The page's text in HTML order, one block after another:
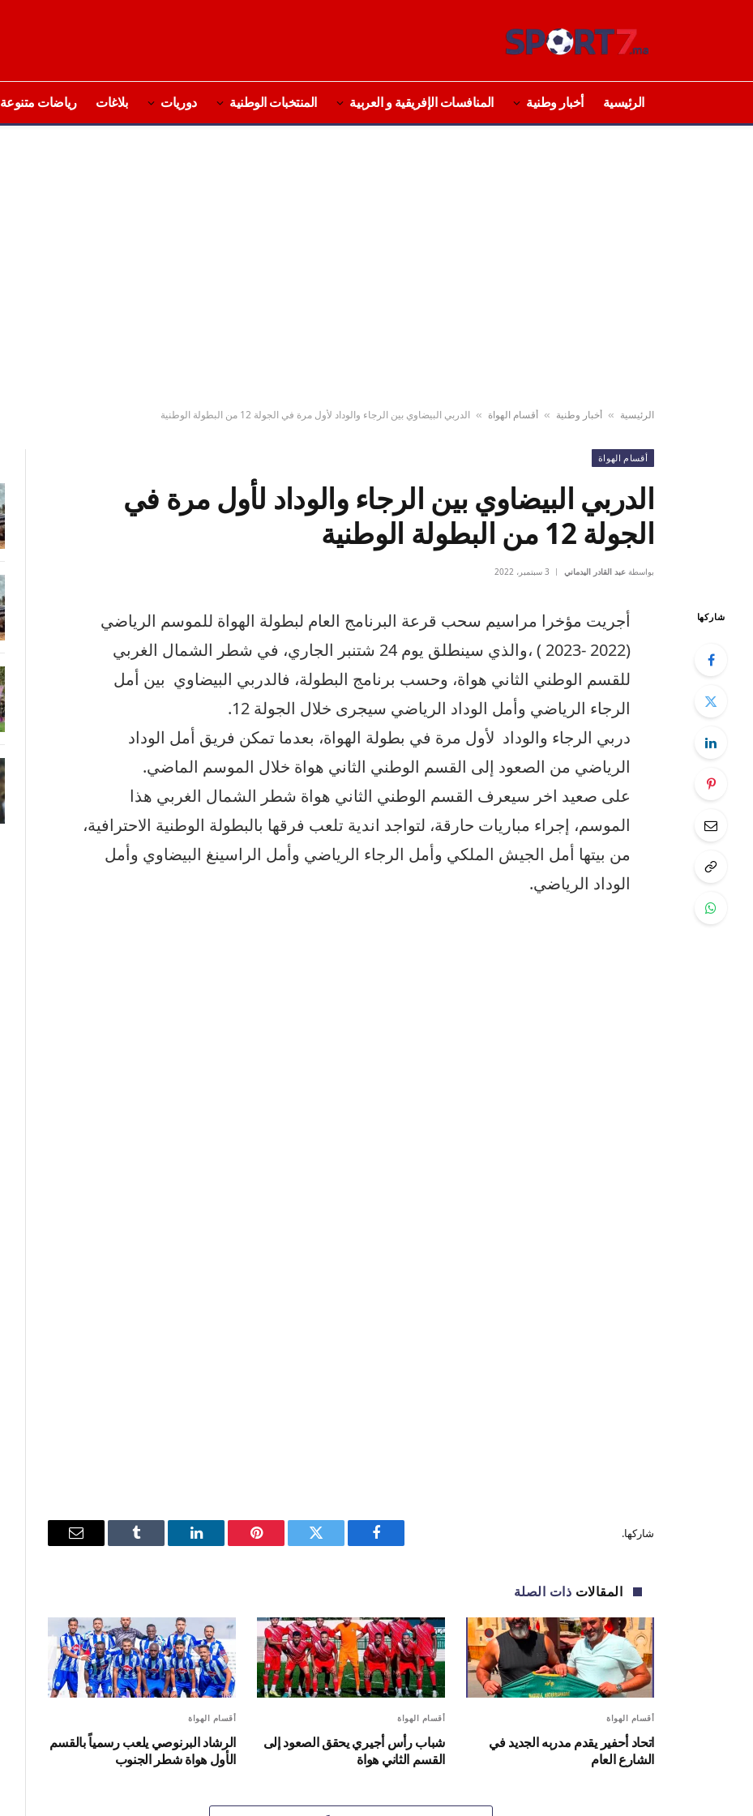
الرئيسية أخبار وطنية المنافسات الإفريقية و العربية المنتخبات الوطنية دوريات بلاغات رياضات متنوعة
الرئيسية » أخبار وطنية » أقسام الهواة » الدربي البيضاوي بين الرجاء والوداد لأول مرة في الجولة 12 من البطولة الوطنية
أقسام الهواة
الدربي البيضاوي بين الرجاء والوداد لأول مرة في
الجولة 12 من البطولة الوطنية
بواسطة عبد القادر اليدماني 3 سبتمبر، 2022
شاركها
أجريت مؤخرا مراسيم سحب قرعة البرنامج العام لبطولة الهواة للموسم الرياضي
(2022 -2023 ) ،والذي سينطلق يوم 24 شتنبر الجاري، في شطر الشمال الغربي
للقسم الوطني الثاني هواة، وحسب برنامج البطولة، فالدربي البيضاوي بين أمل
الرجاء الرياضي وأمل الوداد الرياضي سيجرى خلال الجولة 12.
دربي الرجاء والوداد لأول مرة في بطولة الهواة، بعدما تمكن فريق أمل الوداد
الرياضي من الصعود إلى القسم الوطني الثاني هواة خلال الموسم الماضي.
على صعيد اخر سيعرف القسم الوطني الثاني هواة شطر الشمال الغربي هذا
الموسم، إجراء مباريات حارقة، لتواجد اندية تلعب فرقها بالبطولة الوطنية الاحترافية،
من بيتها أمل الجيش الملكي وأمل الرجاء الرياضي وأمل الراسينغ البيضاوي وأمل
الوداد الرياضي.
شاركها.
فيسبوك
تويتر بينتيريستلينكدإن Tumblr
البريد
المقالات ذات الصلة
أقسام الهواة
اتحاد أحفير يقدم مدربه الجديد في
الشارع العام
أقسام الهواة
شباب رأس أجيري يحقق الصعود إلى
القسم الثاني هواة
أقسام الهواة
الرشاد البرنوصي يلعب رسمياً بالقسم
الأول هواة شطر الجنوب